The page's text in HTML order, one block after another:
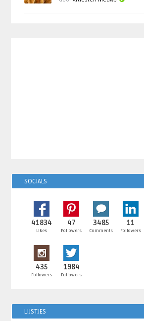
SOCIALS
41834
Likes
47
Followers
3485
Comments
11
Followers
435
Followers
1984
Followers
LIJSTJES